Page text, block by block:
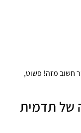
חשוב מזה! פשוט,
של תדמית